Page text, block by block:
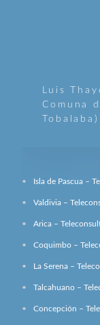
Luis
Comuna
Tobalaba)
Isla de Pascua –
Valdivia –
Arica –
Coquimbo –
La Serena –
Talcahuano –
Concepción –